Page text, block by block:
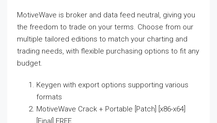
MotiveWave is broker and data feed neutral, giving you
the freedom to trade on your terms. Choose from our
multiple tailored editions to match your charting and
trading needs, with flexible purchasing options to fit any
budget.
Keygen with export options supporting various
formats
MotiveWave Crack + Portable [Patch] [x86-x64]
[Final] FREE